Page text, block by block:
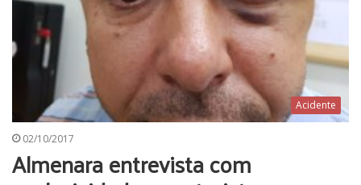
Acidente
02/10/2017
Almenara entrevista com